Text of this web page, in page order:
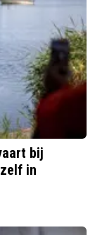
bij
in